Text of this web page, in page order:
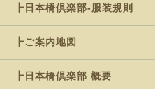
┣日本橋倶楽部-服装規則
┣ご案内地図
┣日本橋倶楽部 概要